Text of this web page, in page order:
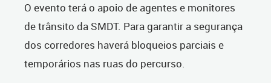
O evento terá o apoio de agentes e monitores
de trânsito da SMDT. Para garantir a segurança
dos corredores haverá bloqueios parciais e
temporários nas ruas do percurso.